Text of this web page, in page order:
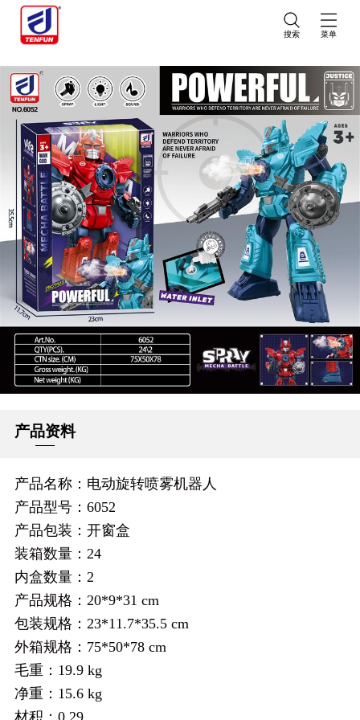
搜索 菜单
产品资料
产品名称：电动旋转喷雾机器人
产品型号：6052
产品包装：开窗盒
装箱数量：24
内盒数量：2
产品规格：20*9*31 cm
包装规格：23*11.7*35.5 cm
外箱规格：75*50*78 cm
毛重：19.9 kg
净重：15.6 kg
材积：0.29